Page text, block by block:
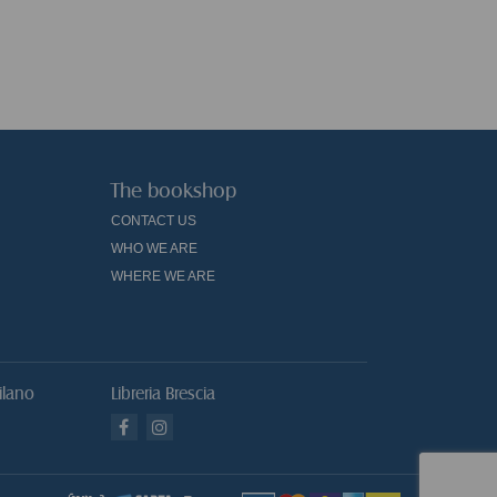
The bookshop
CONTACT US
WHO WE ARE
WHERE WE ARE
Libreria Brescia